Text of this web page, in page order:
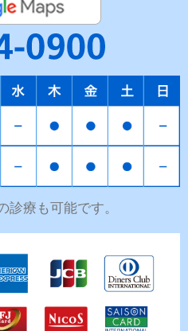
療も可能です。